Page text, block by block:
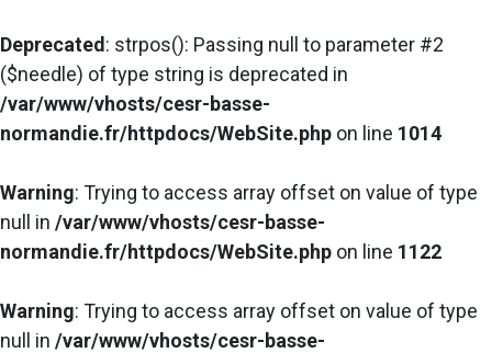
Deprecated : strpos(): Passing null to parameter #2
($needle) of type string is deprecated in
/var/www/vhosts/cesr-basse-
normandie.fr/httpdocs/WebSite.php on line 1014
Warning: Trying to access array offset on value of type
null in /var/www/vhosts/cesr-basse-
normandie.fr/httpdocs/WebSite.php on line 1122
Warning: Trying to access array offset on value of type
null in /var/www/vhosts/cesr-basse-